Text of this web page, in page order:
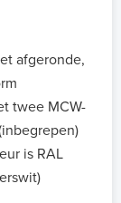
afgeronde,
twee MCW-
is RAL